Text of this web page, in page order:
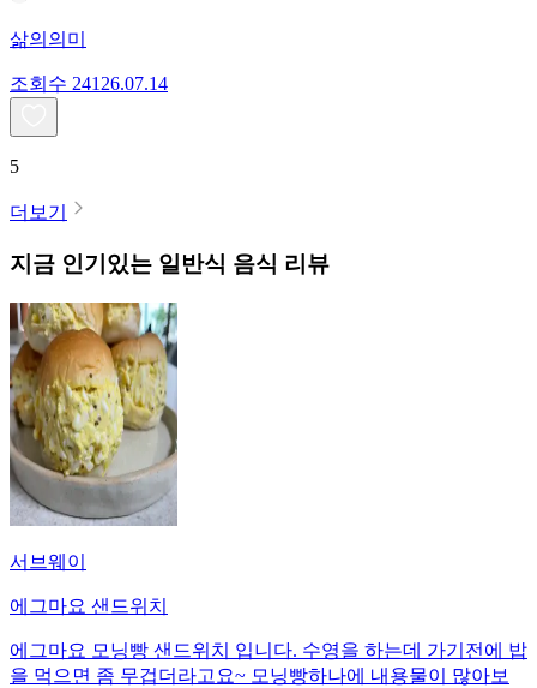
삶의의미
조회수 241 26.07.14
5
더보기
지금 인기있는 일반식 음식 리뷰
서브웨이
에그마요 샌드위치
에그마요 모닝빵 샌드위치 입니다. 수영을 하는데 가기전에 밥
을 먹으면 좀 무겁더라고요~ 모닝빵하나에 내용물이 많아보